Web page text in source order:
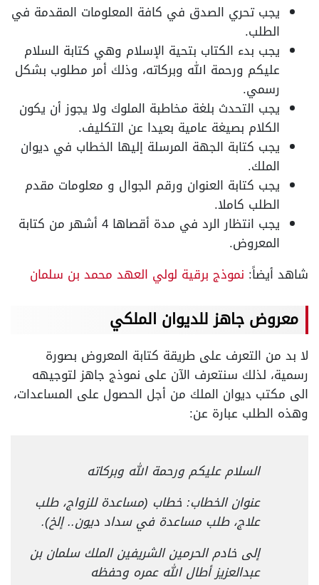
يجب تحري الصدق في كافة المعلومات المقدمة في
الطلب.
يجب بدء الكتاب بتحية الإسلام وهي كتابة السلام
عليكم ورحمة الله وبركاته، وذلك أمر مطلوب بشكل
رسمي.
يجب التحدث بلغة مخاطبة الملوك ولا يجوز أن يكون
الكلام بصيغة عامية بعيدا عن التكليف.
يجب كتابة الجهة المرسلة إليها الخطاب في ديوان
الملك.
يجب كتابة العنوان ورقم الجوال و معلومات مقدم
الطلب كاملا.
يجب انتظار الرد في مدة أقصاها 4 أشهر من كتابة
المعروض.
شاهد أيضاً: نموذج برقية لولي العهد محمد بن سلمان
معروض جاهز للديوان الملكي
لا بد من التعرف على طريقة كتابة المعروض بصورة
رسمية، لذلك سنتعرف الآن على نموذج جاهز لتوجيهه
الى مكتب ديوان الملك من أجل الحصول على المساعدات،
وهذه الطلب عبارة عن:
السلام عليكم ورحمة الله وبركاته
عنوان الخطاب: خطاب (مساعدة للزواج، طلب
علاج، طلب مساعدة في سداد ديون.. إلخ).
إلى خادم الحرمين الشريفين الملك سلمان بن
عبدالعزيز أطال الله عمره وحفظه